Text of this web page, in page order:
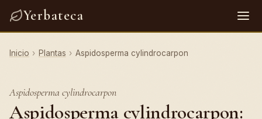
Yerbateca
Inicio › Plantas › Aspidosperma cylindrocarpon
Aspidosperma cylindrocarpon
Aspidosperma cylindrocarpon: